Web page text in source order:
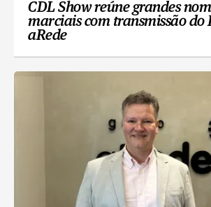
CDL Show reúne grandes
marciais com transmissão do
aRede